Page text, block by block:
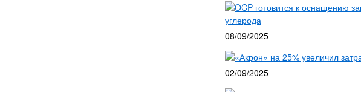
OCP готовится к оснащению
углерода
08/09/2025
«Акрон» на 25% увеличил
02/09/2025